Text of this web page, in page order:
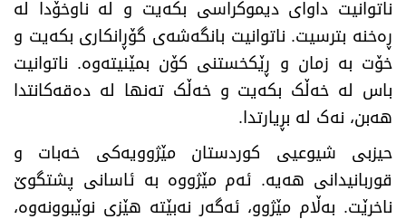
ناتوانیت داوای دیموکراسی بکەیت و لە ناوخۆدا لە
ڕەخنە بترسیت. ناتوانیت بانگەشەی گۆڕانکاری بکەیت و
خۆت بە زمان و ڕێکخستنی کۆن بمێنیتەوە. ناتوانیت
باس لە خەڵک بکەیت و خەڵک تەنها لە دەقەکانتدا
هەبن، نەک لە بڕیارتدا.
حیزبی شیوعیی کوردستان مێژوویەکی خەبات و
قوربانیدانی هەیە. ئەم مێژووە بە ئاسانی پشتگوێ
ناخرێت. بەڵام مێژوو، ئەگەر نەبێتە هێزی نوێبوونەوە،